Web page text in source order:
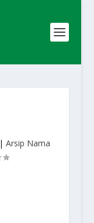
|Arsip Nama